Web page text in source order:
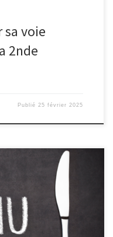
voie
2nde
Publié25 février 2025